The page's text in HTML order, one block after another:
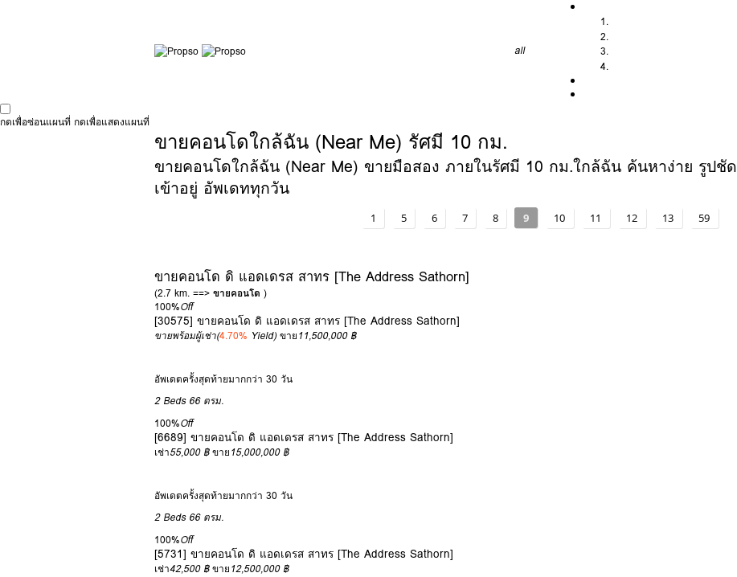
all
กดเพื่อซ่อนแผนที่ กดเพื่อแสดงแผนที่
ขายคอนโดใกล้ฉัน (Near Me) รัศมี 10 กม.
ขายคอนโดใกล้ฉัน (Near Me) ขายมือสอง ภายในรัศมี 10 กม.ใกล้ฉัน ค้นหาง่าย รูปชั
เข้าอยู่ อัพเดททุกวัน
1 5 6 7 8 9 10 11 12 13 59
ขายคอนโด ดิ แอดเดรส สาทร [The Address Sathorn]
(2.7 km. ==> ขายคอนโด )
100%Off
[30575] ขายคอนโด ดิ แอดเดรส สาทร [The Address Sathorn]
ขายพร้อมผู้เช่า(4.70% Yield) ขาย11,500,000 ฿
อัพเดตครั้งสุดท้ายมากกว่า 30 วัน
2 Beds 66 ตรม.
100%Off
[6689] ขายคอนโด ดิ แอดเดรส สาทร [The Address Sathorn]
เช่า55,000 ฿ ขาย15,000,000 ฿
อัพเดตครั้งสุดท้ายมากกว่า 30 วัน
2 Beds 66 ตรม.
100%Off
[5731] ขายคอนโด ดิ แอดเดรส สาทร [The Address Sathorn]
เช่า42,500 ฿ ขาย12,500,000 ฿